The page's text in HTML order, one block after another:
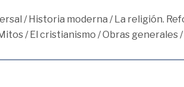
/Historia moderna /La religión.
/El cristianismo /Obras generales/